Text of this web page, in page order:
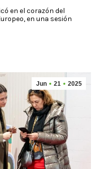
en el corazón del
en una sesión
Jun 21 2025